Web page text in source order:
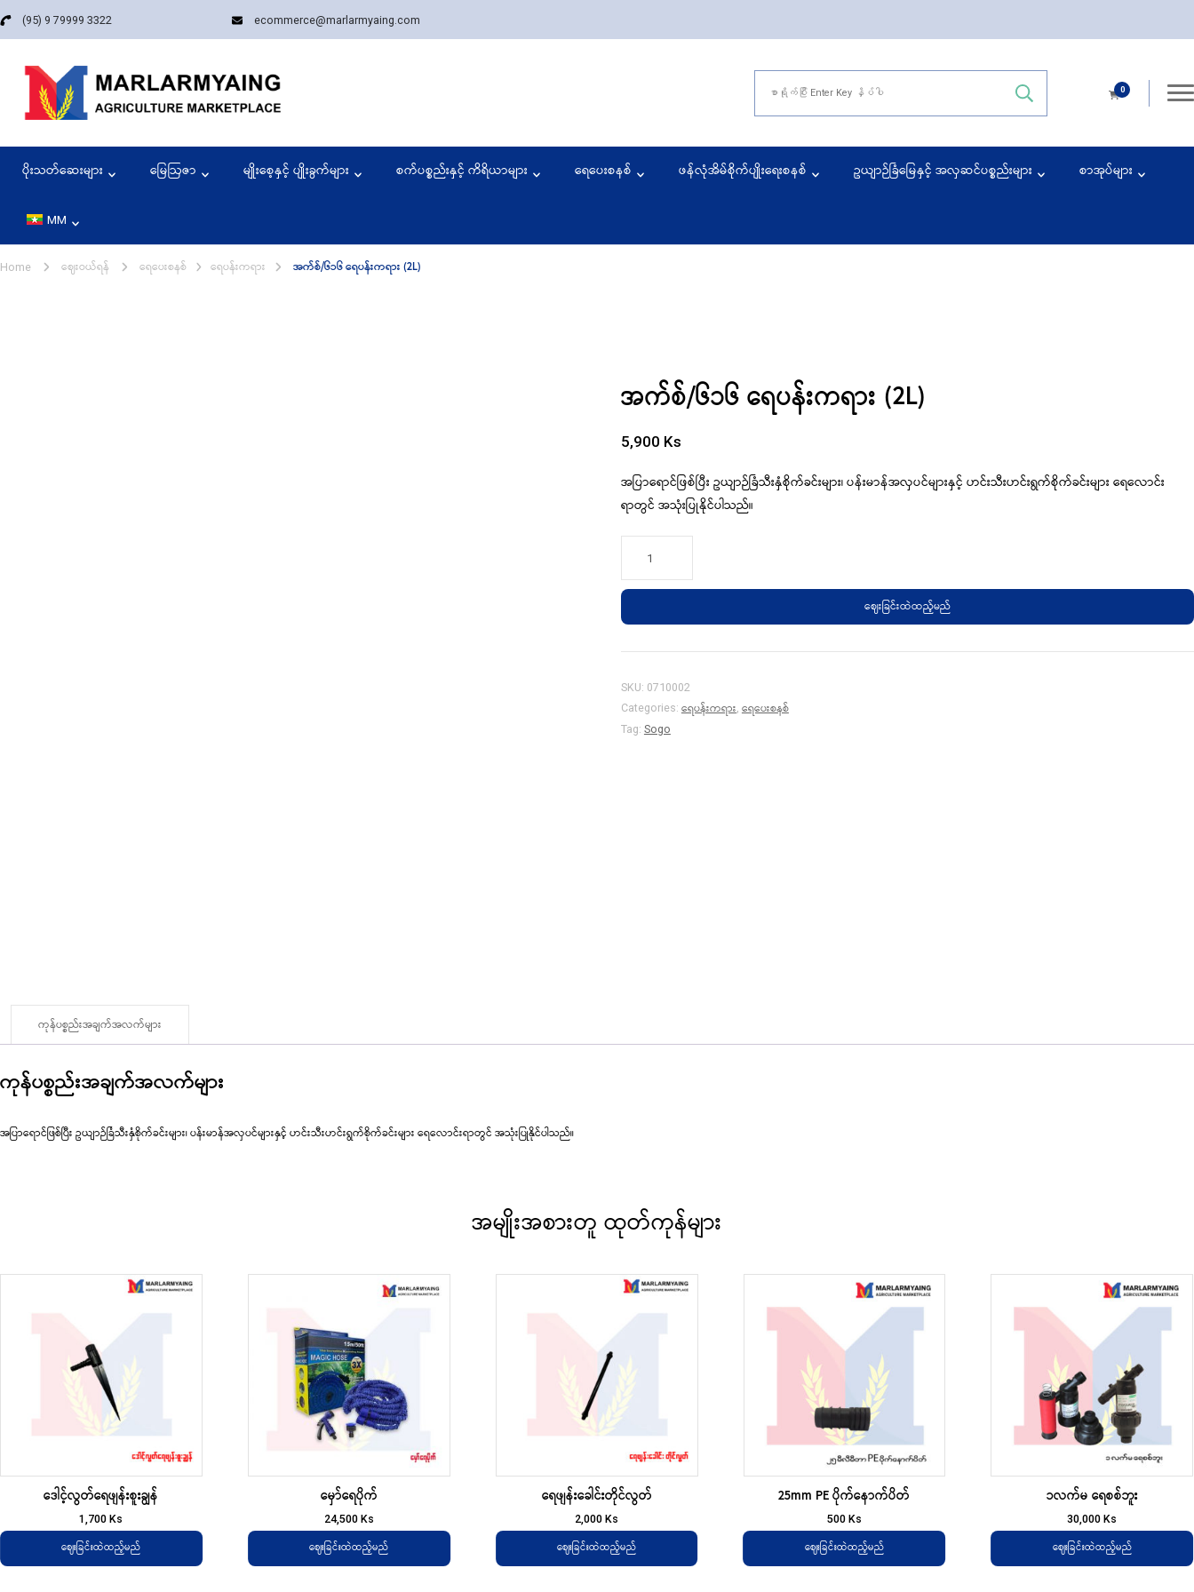
(95) 9 79999 3322 ecommerce@marlarmyaing.com
Marlarmyaing Agriculture Marketplace 0
ပိုးသတ်ဆေးများ မြေဩဇာ မျိုးစေ့နှင့် ပျိုးခွက်များ စက်ပစ္စည်းနှင့် ကိရိယာများ ရေပေးစနစ် ဖန်လုံအိမ်စိုက်ပျိုးရေးစနစ် ဥယျာဉ်ခြံမြေနှင့် အလှဆင်ပစ္စည်းများ စာအုပ်များ
MM
EN
Home ဈေးဝယ်ရန် ရေပေးစနစ် ရေပန်းကရား အက်စ်/၆၁၆ ရေပန်းကရား (2L)
အက်စ်/၆၁၆ ရေပန်းကရား (2L)
5,900 Ks
အပြာရောင်ဖြစ်ပြီး ဥယျာဉ်ခြံသီးနှံစိုက်ခင်းများ၊ ပန်းမာန်အလှပင်များနှင့် ဟင်းသီးဟင်းရွက်စိုက်ခင်းများ ရေလောင်း
ရာတွင် အသုံးပြုနိုင်ပါသည်။
စ်/
၆၁၆
(2L)
quantity
ဈေးခြင်းထဲထည့်မည်
SKU: 0710002
Categories: ရေပန်းကရား, ရေပေးစနစ်
Tag: Sogo
ကုန်ပစ္စည်းအချက်အလက်များ
ကုန်ပစ္စည်းအချက်အလက်များ
အပြာရောင်ဖြစ်ပြီး ဥယျာဉ်ခြံသီးနှံစိုက်ခင်းများ၊ ပန်းမာန်အလှပင်များနှင့် ဟင်းသီးဟင်းရွက်စိုက်ခင်းများ ရေလောင်းရာတွင် အသုံးပြုနိုင်ပါသည်။
အမျိုးအစားတူ ထုတ်ကုန်များ
ဒေါင့်လွတ်‌ရေဖျန်းစူးချွန်
1,700Ks
ဈေးခြင်းထဲထည့်မည်
မှော်ရေပိုက်
24,500 Ks
ဈေးခြင်းထဲထည့်မည်
ရေဖျန်းခေါင်းတိုင်လွတ်
2,000Ks
ဈေးခြင်းထဲထည့်မည်
25mm PE ပိုက်နောက်ပိတ်
500 Ks
ဈေးခြင်းထဲထည့်မည်
၁လက်မ ရေစစ်ဘူး
30,000Ks
ဈေးခြင်းထဲထည့်မည်